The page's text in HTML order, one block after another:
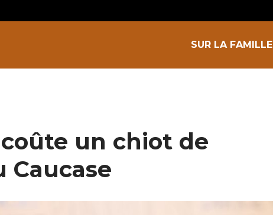
SUR LA FAMILLE
un chiot de
Caucase